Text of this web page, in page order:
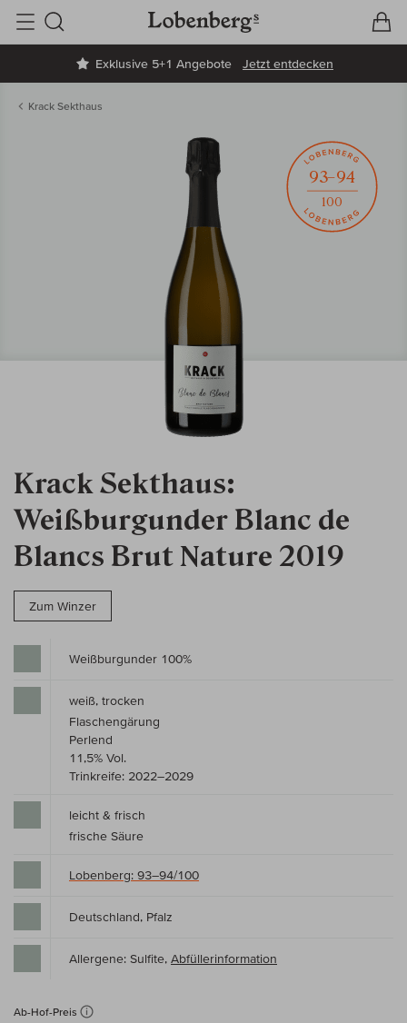
Exklusive 5+1 Angebote Jetzt entdecken
Suche
Krack Sekthaus
Krack Sekthaus:
Weißburgunder Blanc de
Blancs Brut Nature 2019
Zum Winzer
93–94
100
Weißburgunder 100%
weiß, trocken
Flaschengärung
Perlend
11,5% Vol.
Trinkreife: 2022–2029
leicht & frisch
frische Säure
Lobenberg: 93–94/100
Deutschland, Pfalz
Allergene: Sulfite, Abfüllerinformation
Ab-Hof-Preis